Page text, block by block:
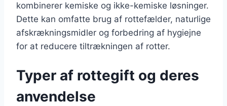
kombinerer kemiske og ikke-kemiske løsninger.
Dette kan omfatte brug af rottefælder, naturlige
afskrækningsmidler og forbedring af hygiejne
for at reducere tiltrækningen af rotter.
Typer af rottegift og deres
anvendelse